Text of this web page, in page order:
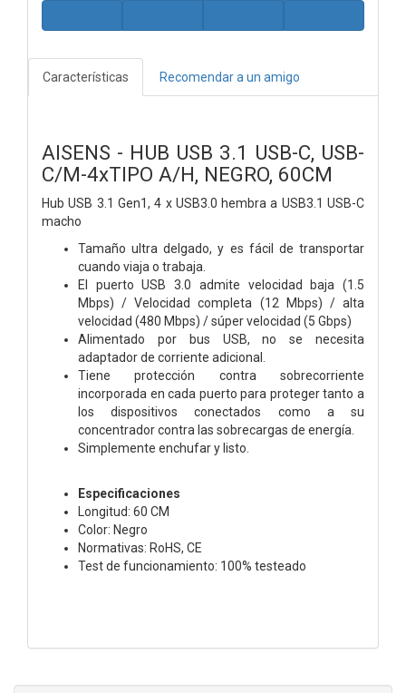
Características Recomendar a un amigo
AISENS - HUB USB 3.1 USB-C, USB-
C/M-4xTIPO A/H, NEGRO, 60CM
Hub USB 3.1 Gen1, 4 x USB3.0 hembra a USB3.1 USB-C
macho
Tamaño ultra delgado, y es fácil de transportar
cuando viaja o trabaja.
El puerto USB 3.0 admite velocidad baja (1.5
Mbps) / Velocidad completa (12 Mbps) / alta
velocidad (480 Mbps) / súper velocidad (5 Gbps)
Alimentado por bus USB, no se necesita
adaptador de corriente adicional.
Tiene protección contra sobrecorriente
incorporada en cada puerto para proteger tanto a
los dispositivos conectados como a su
concentrador contra las sobrecargas de energía.
Simplemente enchufar y listo.
Especificaciones
Longitud: 60 CM
Color: Negro
Normativas: RoHS, CE
Test de funcionamiento: 100% testeado